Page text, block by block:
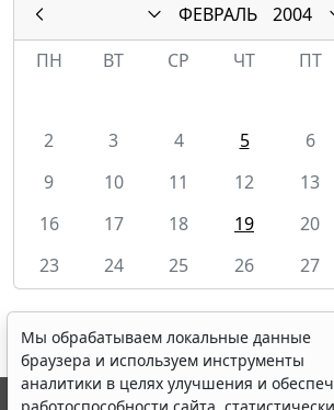
ФЕВРАЛЬ
2004
ПН
ВТ СР ЧТ ПТ
2
3 4 5 6
9
10 11 12 13
16
17 18 19 20
23
24 25 26 27
Мы обрабатываем локальные данные
браузера и используем инструменты
аналитики в целях улучшения и